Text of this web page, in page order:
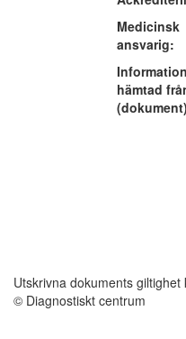
Medicinsk
ansvarig:
Information
hämtad
Utskrivna dokuments
© Diagnostiskt centrum